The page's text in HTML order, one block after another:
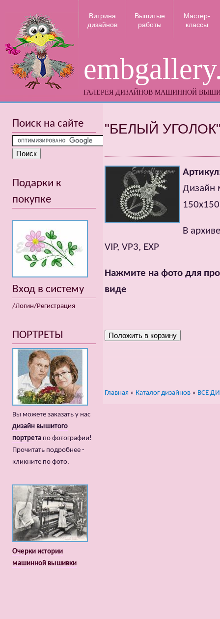
ГАЛЕРЕЯ ДИЗАЙНОВ МАШИННОЙ
Витрина
дизайнов
Вышитые
работы
Мастер-
классы
"БЕЛЫЙ
Дизайн
В
VIP, VP3, EXP
Нажмите на фото для
виде
Главная » Каталог дизайнов » ВСЕ
Поиск на сайте
Подарки к
покупке
Вход в систему
/Логин/Регистрация
ПОРТРЕТЫ
Вы можете заказать у нас
дизайн вышитого
портрета по фотографии!
Прочитать подробнее -
кликните по фото.
Очерки истории
машинной вышивки